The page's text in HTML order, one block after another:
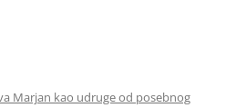
Marjan kao udruge od posebnog